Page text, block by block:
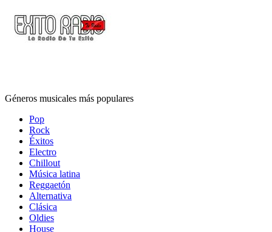
Géneros musicales más populares
Pop
Rock
Éxitos
Electro
Chillout
Música latina
Reggaetón
Alternativa
Clásica
Oldies
House